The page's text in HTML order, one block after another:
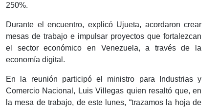
250%.
Durante el encuentro, explicó Ujueta, acordaron crear
mesas de trabajo e impulsar proyectos que fortalezcan
el sector económico en Venezuela, a través de la
economía digital.
En la reunión participó el ministro para Industrias y
Comercio Nacional, Luis Villegas quien resaltó que, en
la mesa de trabajo, de este lunes, “trazamos la hoja de